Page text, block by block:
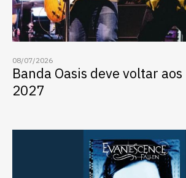
08/07/2026
Banda Oasis deve voltar
2027